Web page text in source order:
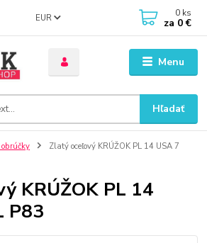
Menu
EUR
Hľadať
0 ks
za 0 €
obrúčky
Zlatý oceľový KRÚŽOK PL 14 USA 7
KRÚŽOK PL 14
P83